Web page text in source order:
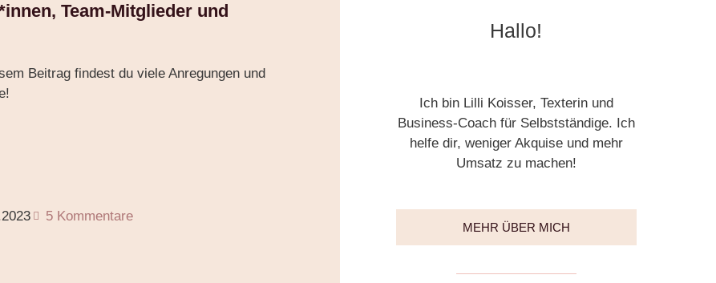
Team-Mitglieder und
Beitrag findest du viele Anregungen und
5 Kommentare
Hallo!
Ich bin Lilli Koisser, Texterin und
Business-Coach für Selbstständige. Ich
helfe dir, weniger Akquise und mehr
Umsatz zu machen!
MEHR ÜBER MICH